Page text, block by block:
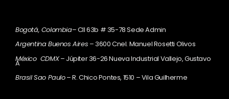
Bogotá, Colombia– Cll 63b # 35-78 Sede Admin
Argentina Buenos Aires – 3600 Cnel. Manuel Rosetti Olivos
México CDMX– Júpiter 36-26 Nueva Industrial Vallejo, Gustavo
A
Brasil Sao Paulo– R. Chico Pontes, 1510 – Vila Guilherme